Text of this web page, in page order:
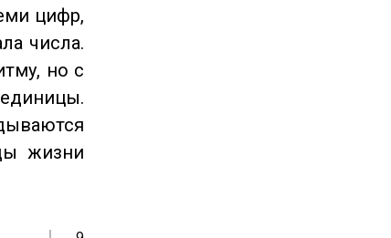
цифр,
числа.
но с
жизни